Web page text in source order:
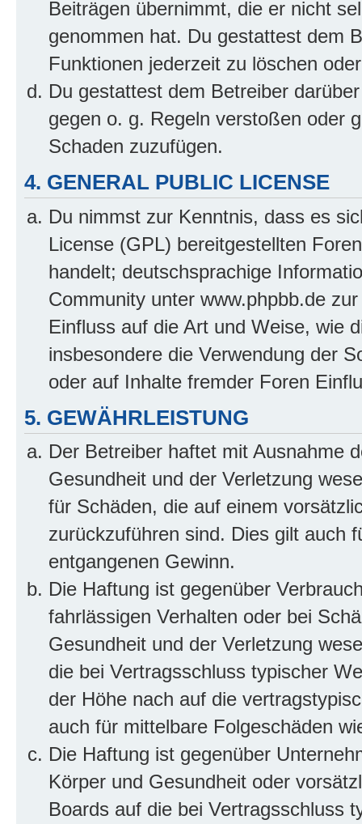
Beiträgen übernimmt, die er nicht
genommen hat. Du gestattest dem
Funktionen jederzeit zu löschen
Du gestattest dem Betreiber
gegen o. g. Regeln verstoßen oder
Schaden zuzufügen.
4. GENERAL PUBLIC LICENSE
Du nimmst zur Kenntnis, dass es
License (GPL) bereitgestellten
handelt; deutschsprachige
Community unter www.phpbb.de
Einfluss auf die Art und Weise, wie
insbesondere die Verwendung der
oder auf Inhalte fremder Foren
5. GEWÄHRLEISTUNG
Der Betreiber haftet mit Ausnahme
Gesundheit und der Verletzung
für Schäden, die auf einem
zurückzuführen sind. Dies gilt auch
entgangenen Gewinn.
Die Haftung ist gegenüber
fahrlässigen Verhalten oder bei
Gesundheit und der Verletzung
die bei Vertragsschluss typischer
der Höhe nach auf die
auch für mittelbare Folgeschäden
Die Haftung ist gegenüber
Körper und Gesundheit oder
Boards auf die bei Vertragsschluss